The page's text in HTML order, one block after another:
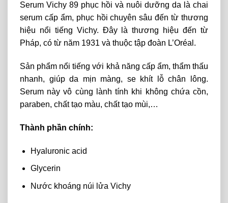
Serum Vichy 89 phục hồi và nuôi dưỡng da là chai
serum cấp ẩm, phục hồi chuyên sâu đến từ thương
hiệu nổi tiếng Vichy. Đây là thương hiệu đến từ
Pháp, có từ năm 1931 và thuộc tập đoàn L’Oréal.
Sản phẩm nổi tiếng với khả năng cấp ẩm, thẩm thấu
nhanh, giúp da mịn màng, se khít lỗ chân lông.
Serum này vô cùng lành tính khi không chứa cồn,
paraben, chất tạo màu, chất tạo mùi,…
Thành phần chính:
Hyaluronic acid
Glycerin
Nước khoáng núi lửa Vichy